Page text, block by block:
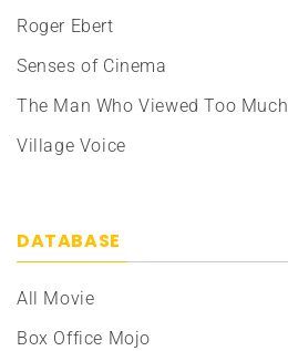
Roger Ebert
Senses of Cinema
The Man Who Viewed Too Much
Village Voice
DATABASE
All Movie
Box Office Mojo